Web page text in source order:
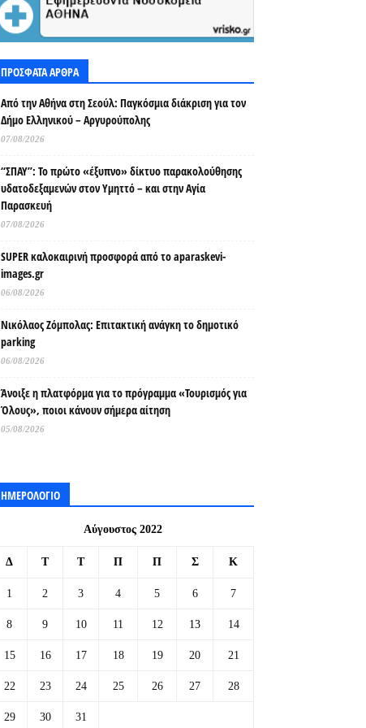
ΠΡΟΣΦΑΤΑ ΑΡΘΡΑ
Από την Αθήνα στη Σεούλ: Παγκόσμια διάκριση για τον
Δήμο Ελληνικού – Αργυρούπολης
07/08/2026
“ΣΠΑΥ”: Το πρώτο «έξυπνο» δίκτυο παρακολούθησης
υδατοδεξαμενών στον Υμηττό – και στην Αγία
Παρασκευή
07/08/2026
SUPER καλοκαιρινή προσφορά από το aparaskevi-
images.gr
06/08/2026
Νικόλαος Ζόμπολας: Επιτακτική ανάγκη το δημοτικό
parking
06/08/2026
Άνοιξε η πλατφόρμα για το πρόγραμμα «Τουρισμός για
Όλους», ποιοι κάνουν σήμερα αίτηση
05/08/2026
ΗΜΕΡΟΛΟΓΙΟ
Αύγουστος 2022
Δ Τ Τ Π Π Σ Κ
1 2 3 4 5 6 7
8 9 10 11 12 13 14
15 16 17 18 19 20 21
22 23 24 25 26 27 28
29 30 31